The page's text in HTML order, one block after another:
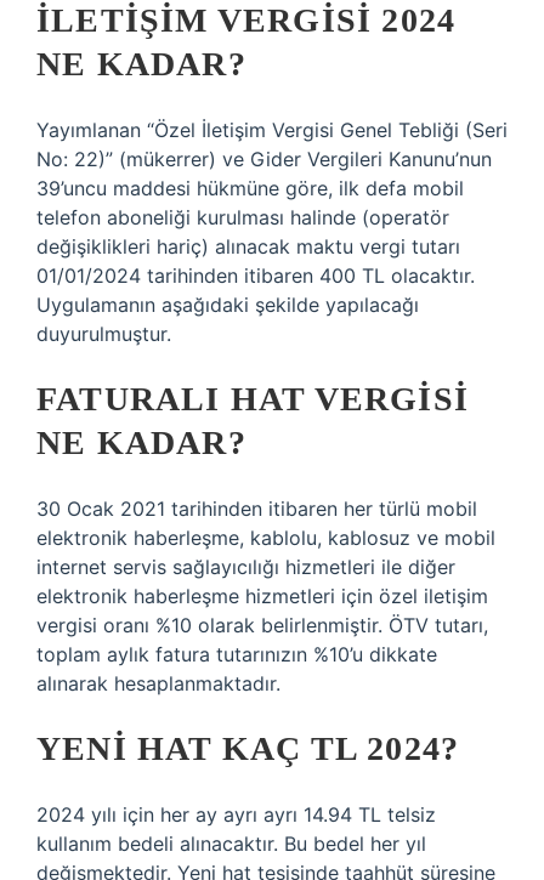
İLETIŞIM VERGISI 2024
NE KADAR?
Yayımlanan “Özel İletişim Vergisi Genel Tebliği (Seri
No: 22)” (mükerrer) ve Gider Vergileri Kanunu’nun
39’uncu maddesi hükmüne göre, ilk defa mobil
telefon aboneliği kurulması halinde (operatör
değişiklikleri hariç) alınacak maktu vergi tutarı
01/01/2024 tarihinden itibaren 400 TL olacaktır.
Uygulamanın aşağıdaki şekilde yapılacağı
duyurulmuştur.
FATURALI HAT VERGISI
NE KADAR?
30 Ocak 2021 tarihinden itibaren her türlü mobil
elektronik haberleşme, kablolu, kablosuz ve mobil
internet servis sağlayıcılığı hizmetleri ile diğer
elektronik haberleşme hizmetleri için özel iletişim
vergisi oranı %10 olarak belirlenmiştir. ÖTV tutarı,
toplam aylık fatura tutarınızın %10’u dikkate
alınarak hesaplanmaktadır.
YENI HAT KAÇ TL 2024?
2024 yılı için her ay ayrı ayrı 14.94 TL telsiz
kullanım bedeli alınacaktır. Bu bedel her yıl
değişmektedir. Yeni hat tesisinde taahhüt süresine